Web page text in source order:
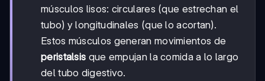
músculos lisos: circulares (que estrechan el
tubo) y longitudinales (que lo acortan).
Estos músculos generan movimientos de
peristalsis que empujan la comida a lo largo
del tubo digestivo.